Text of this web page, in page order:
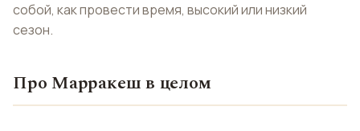
собой, как провести время, высокий или низкий
сезон.
Про Марракеш в целом